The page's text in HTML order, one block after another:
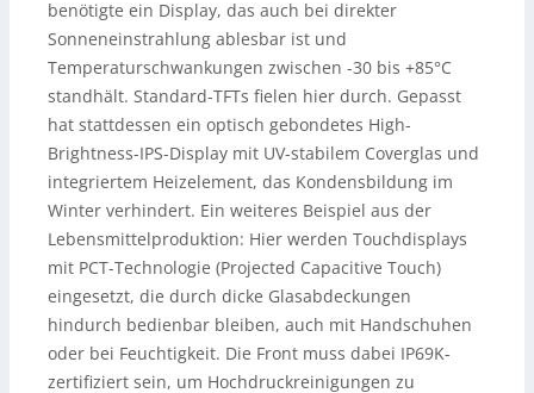
benötigte ein Display, das auch bei direkter
Sonneneinstrahlung ablesbar ist und
Temperaturschwankungen zwischen -30 bis +85°C
standhält. Standard-TFTs fielen hier durch. Gepasst
hat stattdessen ein optisch gebondetes High-
Brightness-IPS-Display mit UV-stabilem Coverglas und
integriertem Heizelement, das Kondensbildung im
Winter verhindert. Ein weiteres Beispiel aus der
Lebensmittelproduktion: Hier werden Touchdisplays
mit PCT-Technologie (Projected Capacitive Touch)
eingesetzt, die durch dicke Glasabdeckungen
hindurch bedienbar bleiben, auch mit Handschuhen
oder bei Feuchtigkeit. Die Front muss dabei IP69K-
zertifiziert sein, um Hochdruckreinigungen zu